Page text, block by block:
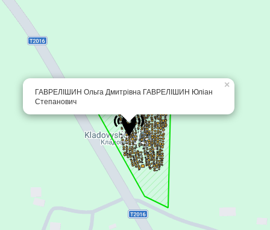
ГАВРЕЛІШИН Ольга Дмитрівна ГАВРЕЛІШИН Юліан
Степанович
×